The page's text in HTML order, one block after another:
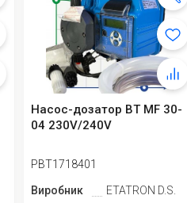
Насос-дозатор BT MF 30-
04 230V/240V
PBT1718401
Виробник
ETATRON D.S.